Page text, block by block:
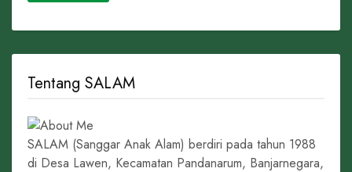
Tentang SALAM
SALAM (Sanggar Anak Alam) berdiri pada tahun 1988
di Desa Lawen, Kecamatan Pandanarum, Banjarnegara,